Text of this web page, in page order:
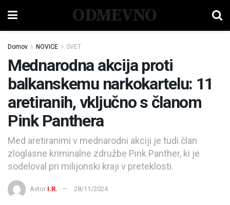
ODMEVNO
Domov NOVICE SVET
Mednarodna akcija proti
balkanskemu narkokartelu: 11
aretiranih, vključno s članom
Pink Panthera
Med aretiranimi v mednarodni akciji je tudi član
zloglasne kriminalne združbe Pink Panther, ki je
sodeloval pri milijonski kraji v preteklosti.
Avtor I.R. 28/11/2024